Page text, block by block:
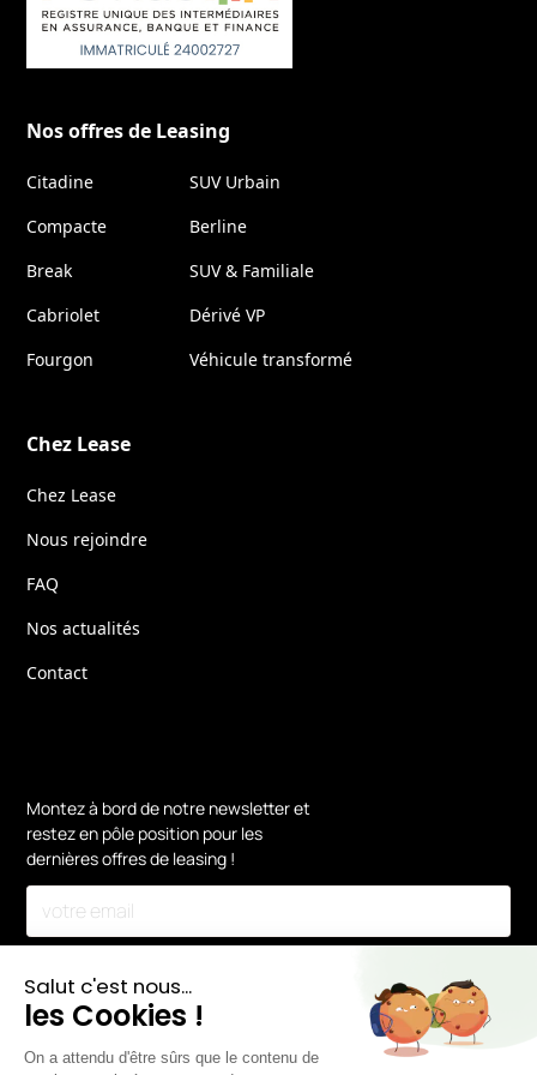
Nos offres de Leasing
Citadine
SUV Urbain
Compacte
Berline
Break
SUV & Familiale
Cabriolet
Dérivé VP
Fourgon
Véhicule transformé
Chez Lease
Chez Lease
Nous rejoindre
FAQ
Nos actualités
Contact
Montez à bord de notre newsletter et
restez en pôle position pour les
dernières offres de leasing !
Politique de confidentialité.